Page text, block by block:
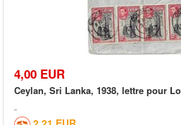
4,00 EUR
Ceylan, Sri Lanka, 1938, lettre pour